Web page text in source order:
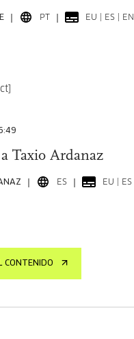
PT EU | ES | EN
Taxio Ardanaz
ES EU | ES
CONTENIDO